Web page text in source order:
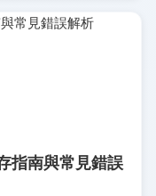
指南與常見錯誤